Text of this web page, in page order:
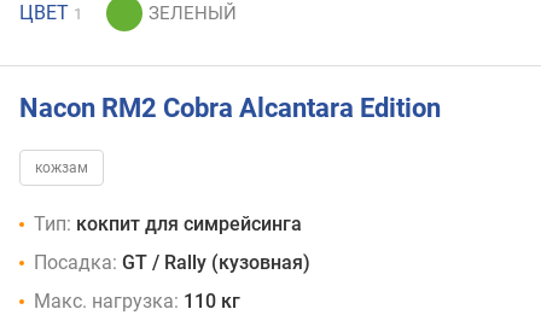
ЦВЕТ 1
Nacon RM2 Cobra Alcantara Edition
кожзам
Тип: кокпит для симрейсинга
Посадка: GT / Rally (кузовная)
Макс. нагрузка: 110 кг